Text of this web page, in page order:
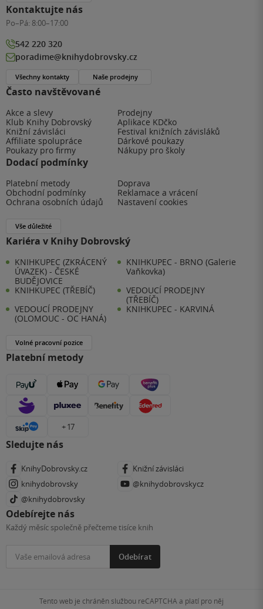
Často navštěvované
Akce a slevy
Prodejny
Klub Knihy Dobrovský
Aplikace KDčko
Knižní závisláci
Festival knižních závisláků
Affiliate spolupráce
Dárkové poukazy
Poukazy pro firmy
Nákupy pro školy
Dodací podmínky
Platební metody
Doprava
Obchodní podmínky
Reklamace a vrácení
Ochrana osobních údajů
Nastavení cookies
Vše důležité
Kariéra v Knihy Dobrovský
KNIHKUPEC (ZKRÁCENÝ
ÚVAZEK) - ČESKÉ
BUDĚJOVICE
KNIHKUPEC - BRNO (Galerie
Vaňkovka)
KNIHKUPEC (TŘEBÍČ)
VEDOUCÍ PRODEJNY
(TŘEBÍČ)
VEDOUCÍ PRODEJNY
(OLOMOUC - OC HANÁ)
KNIHKUPEC - KARVINÁ
Volné pracovní pozice
Platební metody
+ 17
Sledujte nás
KnihyDobrovsky.cz
Knižní závisláci
knihydobrovsky
@knihydobrovskycz
@knihydobrovsky
Odebírejte nás
Každý měsíc společně přečteme tisíce knih
Odebírat
Kontaktujte nás
Po–Pá: 8:00–17:00
542 220 320
poradime@knihydobrovsky.cz
Všechny kontakty Naše prodejny
Tento web je chráněn službou reCAPTCHA a platí pro něj